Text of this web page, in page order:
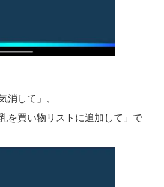
消して」、
を買い物リストに追加して」で